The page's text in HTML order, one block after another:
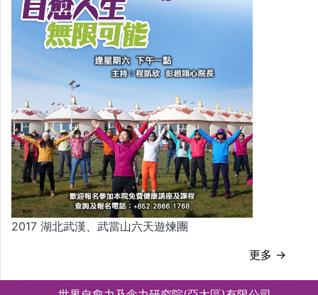
2017 湖北武漢、武當山六天遊煉團
更多 →